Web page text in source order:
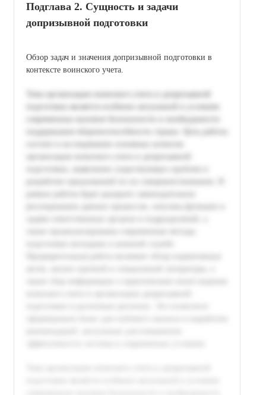
Подглава 2. Сущность и задачи
допризывной подготовки
Обзор задач и значения допризывной подготовки в
контексте воинского учета.